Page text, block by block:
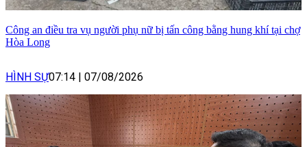
Công an điều tra vụ người phụ nữ bị tấn công bằng hung khí tại chợ
Hòa Long
HÌNH SỰ07:14 | 07/08/2026